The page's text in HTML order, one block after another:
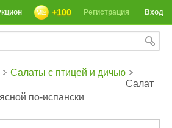
СЕГОДНЯ: 39142 РЕЦЕПТА
Вход
Регистрация
+100
Салаты с птицей и дичью
Салат
по-испански